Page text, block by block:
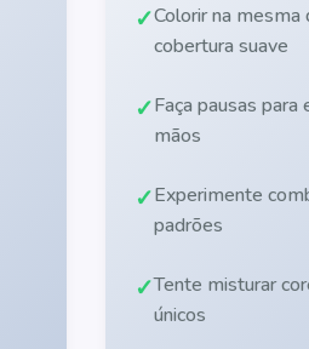
Colorir na mesma
cobertura suave
Faça pausas para
mãos
Experimente
padrões
Tente misturar
únicos